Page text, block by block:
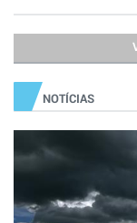
NOTÍCIAS